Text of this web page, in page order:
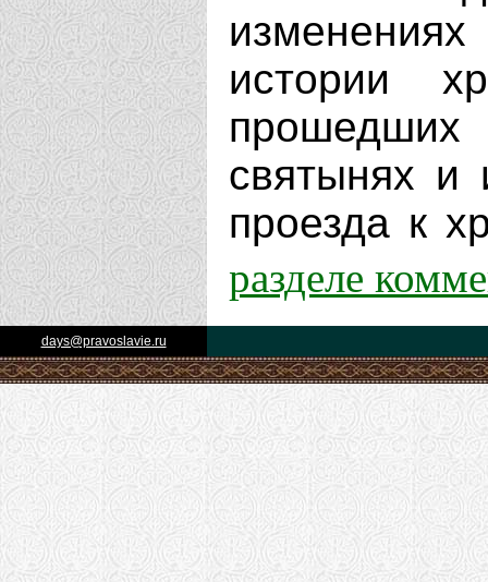
истории
святынях и
проезда к
разделе
days@pravoslavie.ru